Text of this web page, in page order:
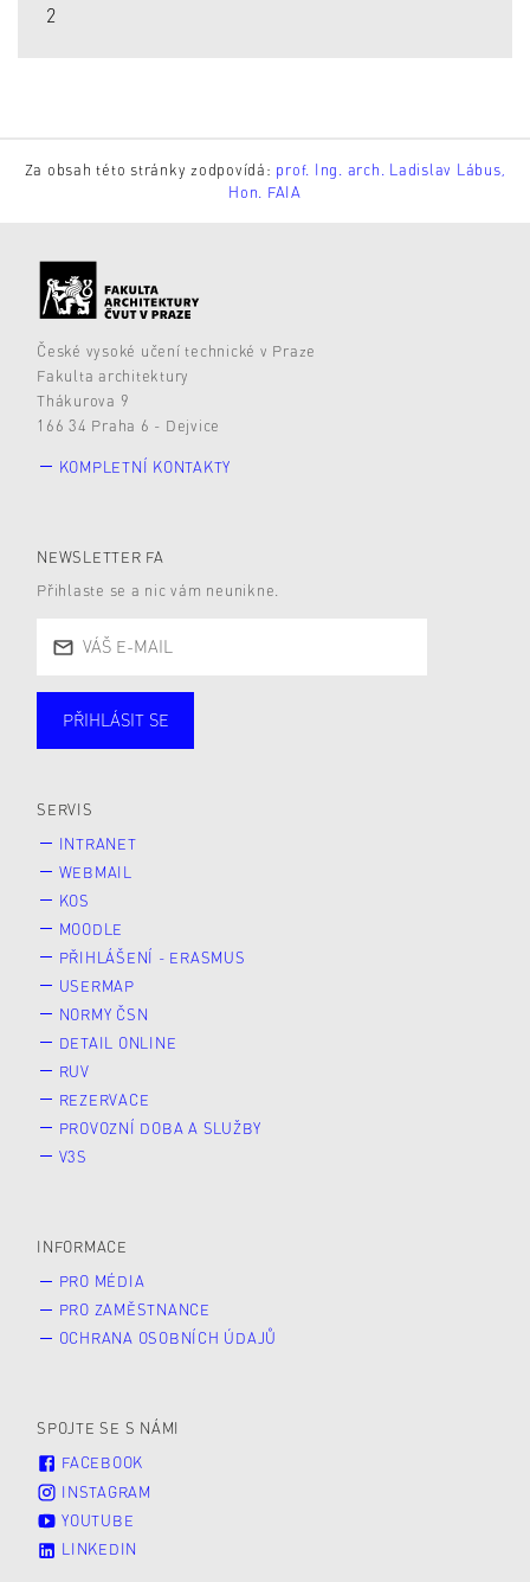
2
Za obsah této stránky zodpovídá: prof. Ing. arch. Ladislav Lábus,
Hon. FAIA
České vysoké učení technické v Praze
Fakulta architektury
Thákurova 9
166 34 Praha 6 - Dejvice
KOMPLETNÍ KONTAKTY
NEWSLETTER FA
Přihlaste se a nic vám neunikne.
PŘIHLÁSIT SE
SERVIS
INTRANET
WEBMAIL
KOS
MOODLE
PŘIHLÁŠENÍ - ERASMUS
USERMAP
NORMY ČSN
DETAIL ONLINE
RUV
REZERVACE
PROVOZNÍ DOBA A SLUŽBY
V3S
INFORMACE
PRO MÉDIA
PRO ZAMĚSTNANCE
OCHRANA OSOBNÍCH ÚDAJŮ
SPOJTE SE S NÁMI
FACEBOOK
INSTAGRAM
YOUTUBE
LINKEDIN